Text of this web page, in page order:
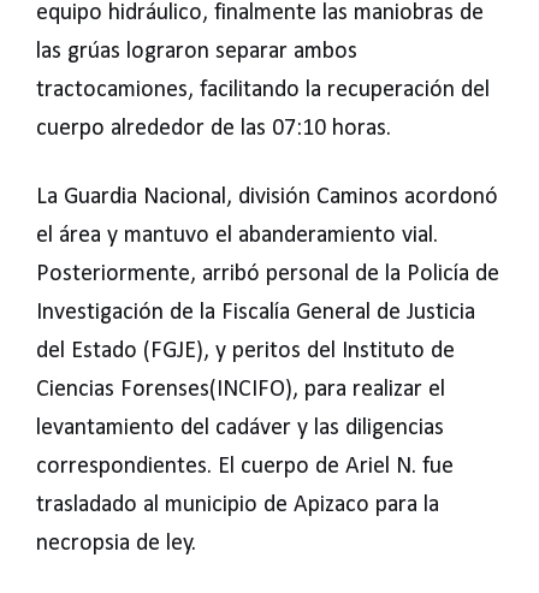
equipo hidráulico, finalmente las maniobras de
las grúas lograron separar ambos
tractocamiones, facilitando la recuperación del
cuerpo alrededor de las 07:10 horas.
La Guardia Nacional, división Caminos acordonó
el área y mantuvo el abanderamiento vial.
Posteriormente, arribó personal de la Policía de
Investigación de la Fiscalía General de Justicia
del Estado (FGJE), y peritos del Instituto de
Ciencias Forenses(INCIFO), para realizar el
levantamiento del cadáver y las diligencias
correspondientes. El cuerpo de Ariel N. fue
trasladado al municipio de Apizaco para la
necropsia de ley.